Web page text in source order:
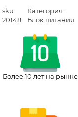
sku:
20148
Категория:
Блок питания
Более 10 лет на рынке